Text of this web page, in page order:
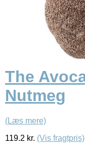
The
Nutmeg
(Læs mere)
119.2 kr. (Vis fragtpris)